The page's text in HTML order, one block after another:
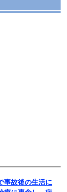
事故後の生活に